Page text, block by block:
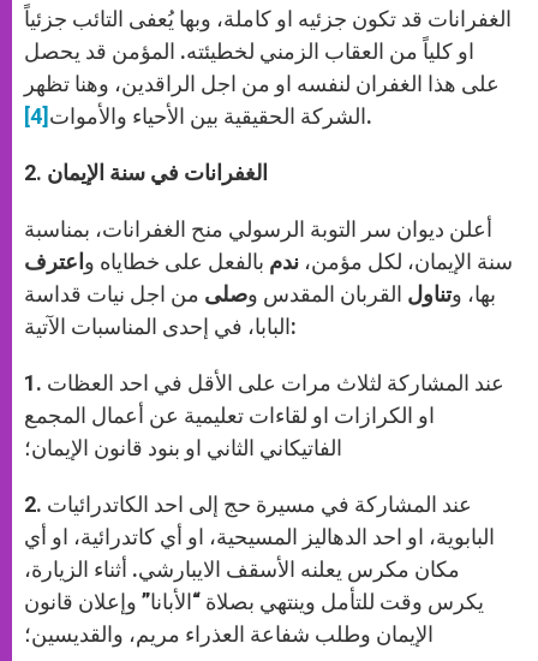
الغفرانات قد تكون جزئيه او كاملة، وبها يُعفى التائب جزئياً
او كلياً من العقاب الزمني لخطيئته. المؤمن قد يحصل
على هذا الغفران لنفسه او من اجل الراقدين، وهنا تظهر
الشركة الحقيقية بين الأحياء والأموات [4] .
2 . الغفرانات في سنة الإيمان
أعلن ديوان سر التوبة الرسولي منح الغفرانات، بمناسبة
سنة الإيمان، لكل مؤمن، ندم بالفعل على خطاياه و اعترف
بها، وتناول القربان المقدس وصلى من اجل نيات قداسة
البابا، في إحدى المناسبات الآتية:
1. عند المشاركة لثلاث مرات على الأقل في احد العظات
او الكرازات او لقاءات تعليمية عن أعمال المجمع
الفاتيكاني الثاني او بنود قانون الإيمان؛
2. عند المشاركة في مسيرة حج إلى احد الكاتدرائيات
البابوية، او احد الدهاليز المسيحية، او أي كاتدرائية، او أي
مكان مكرس يعلنه الأسقف الايبارشي. أثناء الزيارة،
يكرس وقت للتأمل وينتهي بصلاة “الأبانا” وإعلان قانون
الإيمان وطلب شفاعة العذراء مريم، والقديسين؛